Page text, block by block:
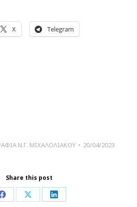
X Telegram
Ν.Γ. ΜΙΧΑΛΟΛΙΑΚΟΥ 20/04/2023
Share this post
Share Share Share